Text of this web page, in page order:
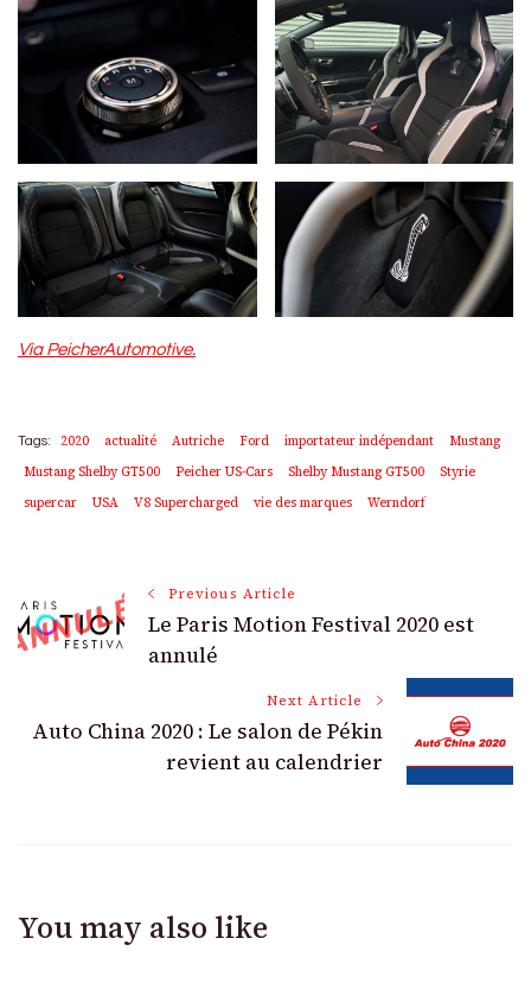
Via PeicherAutomotive.
Tags: 2020 actualité Autriche Ford importateur indépendant
Mustang
Mustang Shelby GT500
Peicher US-Cars Shelby Mustang GT500
Styrie
supercar
USA V8 Supercharged vie des marques Werndorf
Post
Navigation
Previous Article
Le Paris Motion Festival 2020 est
annulé
Next Article
Auto China 2020 : Le salon de Pékin
revient au calendrier
You may also like